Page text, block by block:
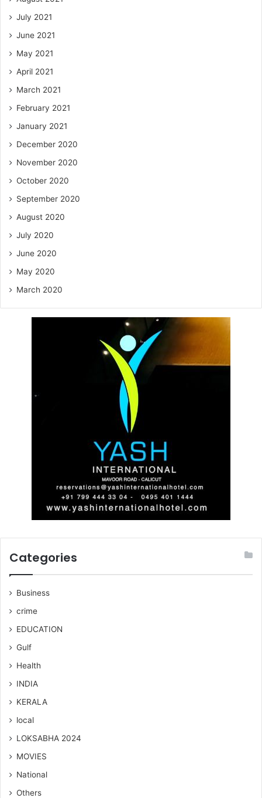
July 2021
June 2021
May 2021
April 2021
March 2021
February 2021
January 2021
December 2020
November 2020
October 2020
September 2020
August 2020
July 2020
June 2020
May 2020
March 2020
Categories
Business
crime
EDUCATION
Gulf
Health
INDIA
KERALA
local
LOKSABHA 2024
MOVIES
National
Others